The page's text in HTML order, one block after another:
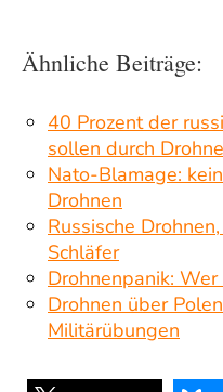
Ähnliche Beiträge:
40 Prozent der
sollen durch
Nato-Blamage:
Drohnen
Russische
Schläfer
Drohnenpanik:
Drohnen über
Militärübungen